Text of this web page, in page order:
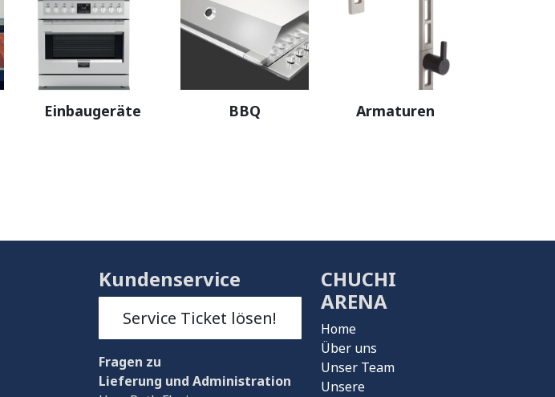
Einbaugeräte BBQ Armaturen
CHUCHI
ARENA
Home
Über uns
Unser Team
Unsere
Kundenservice
Service Ticket lösen!
Fragen zu
Lieferung und Administration